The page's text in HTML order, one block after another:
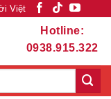
Việt
Hotline:
0938.915.322